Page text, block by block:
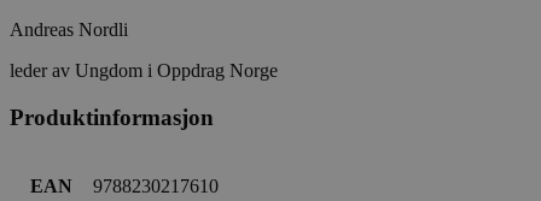
Andreas Nordli
leder av Ungdom i Oppdrag Norge
Produktinformasjon
EAN 9788230217610